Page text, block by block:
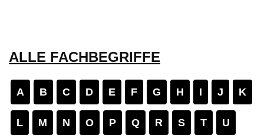
ALLE FACHBEGRIFFE
A B C D E F G H I J K
L M N O P Q R S T U